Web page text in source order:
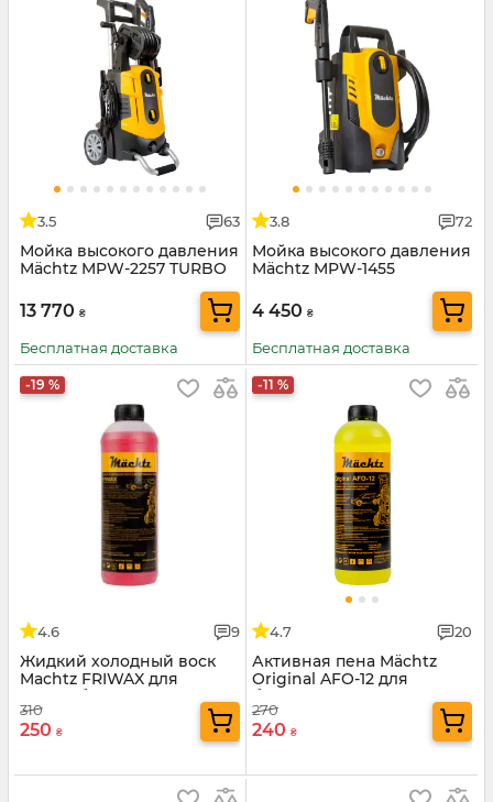
3.5 63
Мойка высокого давления
Mächtz MPW-2257 TURBO
13 770 ₴
Бесплатная доставка
3.8 72
Мойка высокого давления
Mächtz MPW-1455
4 450 ₴
Бесплатная доставка
-19 %
4.6 9
Жидкий холодный воск
Machtz FRIWAX для
автомобиля
310
250 ₴
-11 %
4.7 20
Активная пена Mächtz
Original AFO-12 для
безконтактной мойки
авто
270
240 ₴